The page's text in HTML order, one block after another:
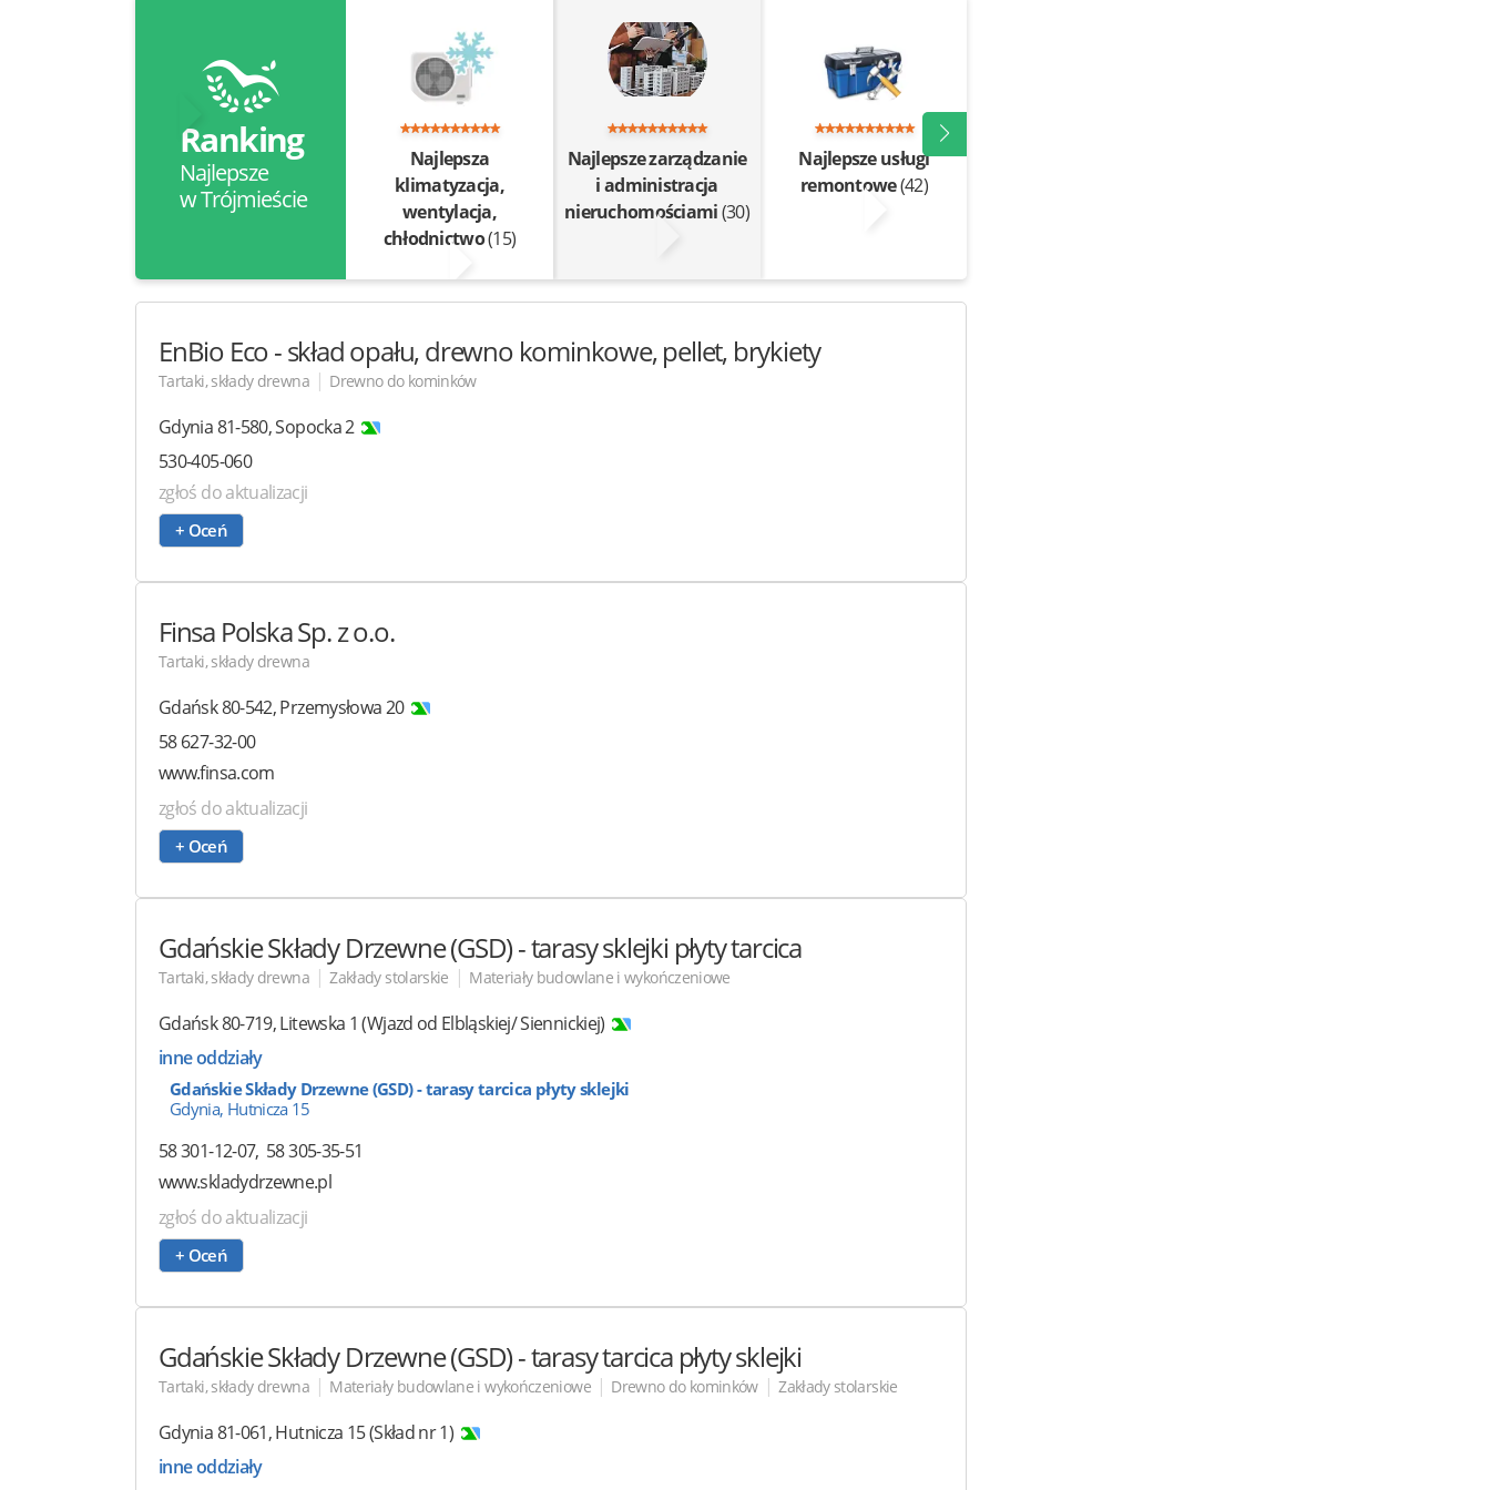
Ranking
Najlepsze
w Trójmieście
Najlepsza
klimatyzacja,
wentylacja,
chłodnictwo(15)
Najlepsze zarządzanie
i administracja
nieruchomościami(30)
Najlepsze usługi
remontowe(42)
EnBio Eco- skład opału, drewno kominkowe, pellet, brykiety
Tartaki, składy drewna | Drewno do kominków
Gdynia81-580,Sopocka 2
530-405-060
zgłoś do aktualizacji
+ Oceń
Finsa PolskaSp. z o.o.
Tartaki, składy drewna
Gdańsk80-542,Przemysłowa 20
58 627-32-00
www.finsa.com
zgłoś do aktualizacji
+ Oceń
Gdańskie Składy Drzewne (GSD) - tarasy sklejki płytytarcica
Tartaki, składy drewna | Zakłady stolarskie | Materiały budowlane i wykończeniowe
Gdańsk80-719,Litewska 1 (Wjazd od Elbląskiej/ Siennickiej)
inne oddziały
Gdańskie Składy Drzewne (GSD) - tarasy tarcica płyty sklejki
Gdynia, Hutnicza 15
58 301-12-07 58 305-35-51
www.skladydrzewne.pl
zgłoś do aktualizacji
+ Oceń
Gdańskie Składy Drzewne (GSD) - tarasy tarcica płytysklejki
Tartaki, składy drewna | Materiały budowlane i wykończeniowe | Drewno do kominków | Zakłady stolarskie
Gdynia81-061,Hutnicza 15(Skład nr 1)
inne oddziały